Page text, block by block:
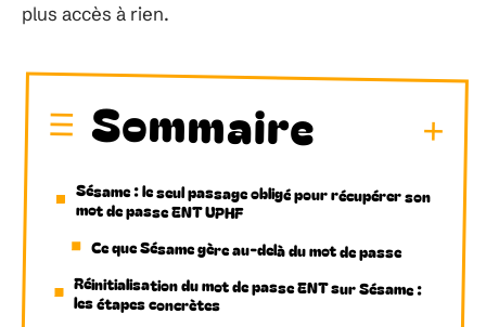
plus accès à rien.
Sommaire
Sésame : le seul passage obligé pour récupérer son
mot de passe ENT UPHF
Ce que Sésame gère au-delà du mot de passe
Réinitialisation du mot de passe ENT sur Sésame :
les étapes concrètes